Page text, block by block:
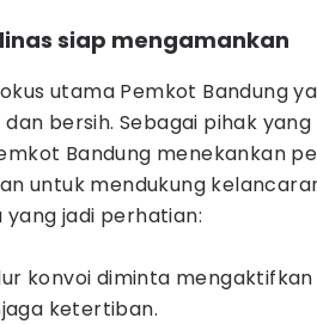
siap mengamankan
utama Pemkot Bandung
bersih. Sebagai pihak
Bandung menekankan
untuk mendukung
jadi perhatian:
konvoi diminta mengaktifkan
ketertiban.